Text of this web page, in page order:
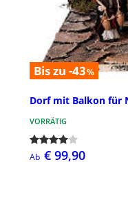
Bis zu -43%
Dorf mit Balkon für
VORRÄTIG
Ab € 99,90